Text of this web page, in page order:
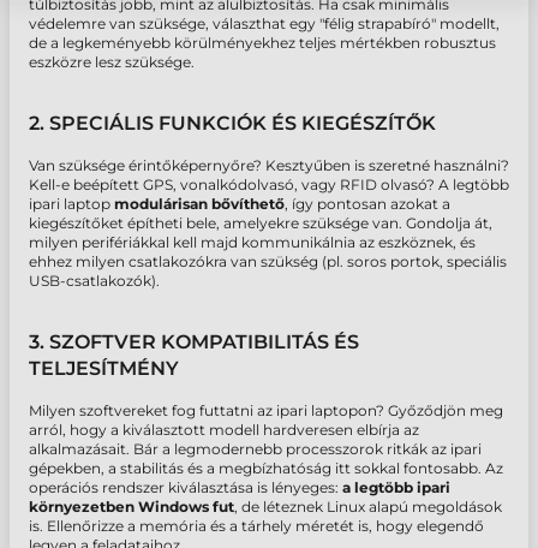
túlbiztosítás jobb, mint az alulbiztosítás. Ha csak minimális
védelemre van szüksége, választhat egy "félig strapabíró" modellt,
de a legkeményebb körülményekhez teljes mértékben robusztus
eszközre lesz szüksége.
2. SPECIÁLIS FUNKCIÓK ÉS KIEGÉSZÍTŐK
Van szüksége érintőképernyőre? Kesztyűben is szeretné használni?
Kell-e beépített GPS, vonalkódolvasó, vagy RFID olvasó? A legtöbb
ipari laptop modulárisan bővíthető, így pontosan azokat a
kiegészítőket építheti bele, amelyekre szüksége van. Gondolja át,
milyen perifériákkal kell majd kommunikálnia az eszköznek, és
ehhez milyen csatlakozókra van szükség (pl. soros portok, speciális
USB-csatlakozók).
3. SZOFTVER KOMPATIBILITÁS ÉS
TELJESÍTMÉNY
Milyen szoftvereket fog futtatni az ipari laptopon? Győződjön meg
arról, hogy a kiválasztott modell hardveresen elbírja az
alkalmazásait. Bár a legmodernebb processzorok ritkák az ipari
gépekben, a stabilitás és a megbízhatóság itt sokkal fontosabb. Az
operációs rendszer kiválasztása is lényeges: a legtöbb ipari
környezetben Windows fut, de léteznek Linux alapú megoldások
is. Ellenőrizze a memória és a tárhely méretét is, hogy elegendő